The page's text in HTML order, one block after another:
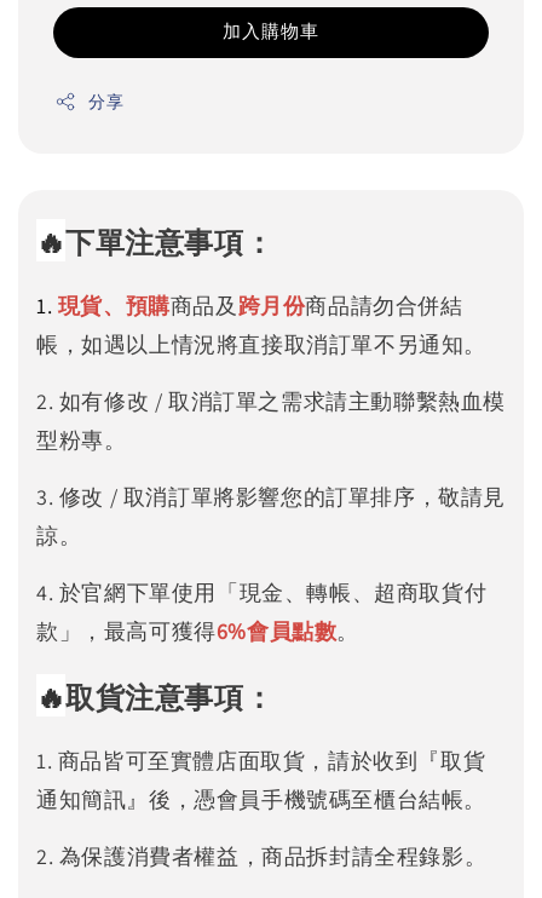
加入購物車
分享
🔥下單注意事項：
1. 現貨、預購商品及 跨月份商品請勿合併結
帳，如遇以上情況將直接取消訂單不另通知。
2. 如有修改 / 取消訂單之需求請主動聯繫熱血模
型粉專。
3. 修改 / 取消訂單將影響您的訂單排序，敬請見
諒。
4. 於官網下單使用「現金、轉帳、超商取貨付
款」，最高可獲得6%會員點數。
🔥取貨注意事項：
1. 商品皆可至實體店面取貨，請於收到『取貨
通知簡訊』後，憑會員手機號碼至櫃台結帳。
2. 為保護消費者權益，商品拆封請全程錄影。